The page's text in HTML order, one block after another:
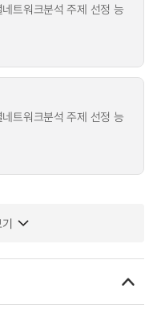
트워크분석 주제 선정 능
트워크분석 주제 선정 능